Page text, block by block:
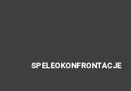
SPELEOKONFRONTACJE